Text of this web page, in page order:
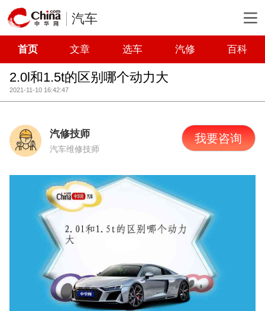
汽车
首页 文章 选车 汽修 百科
2.0l和1.5t的区别哪个动力大
2021-11-10 16:42:47
汽修技师
汽车维修技师
我要咨询